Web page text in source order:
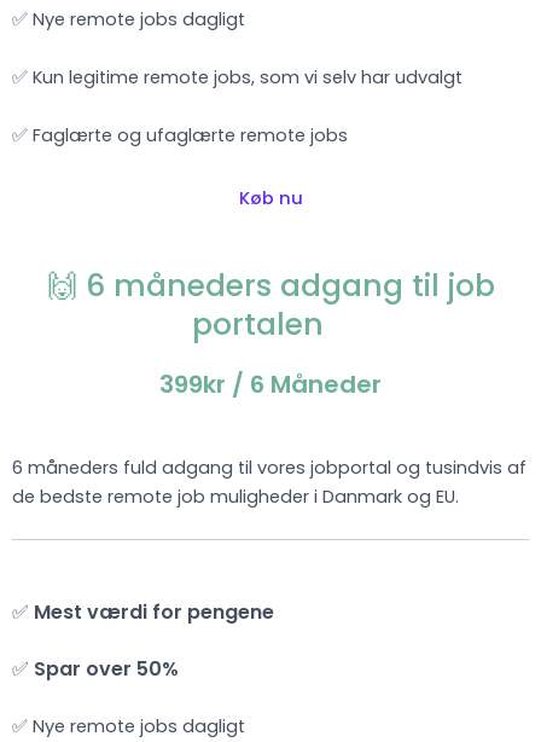
✅ Nye remote jobs dagligt
✅ Kun legitime remote jobs, som vi selv har udvalgt
✅ Faglærte og ufaglærte remote jobs
Køb nu
🙌 6 måneders adgang til job
portalen
399kr / 6 Måneder
6 måneders fuld adgang til vores jobportal og tusindvis af
de bedste remote job muligheder i Danmark og EU.
✅ Mest værdi for pengene
✅ Spar over 50%
✅ Nye remote jobs dagligt